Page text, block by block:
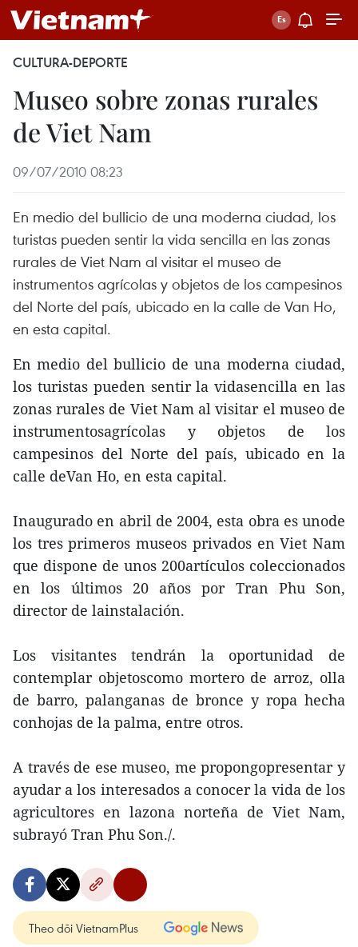
CULTURA-DEPORTE
Museo sobre zonas rurales
de Viet Nam
09/07/2010 08:23
En medio del bullicio de una moderna ciudad, los
turistas pueden sentir la vida sencilla en las zonas
rurales de Viet Nam al visitar el museo de
instrumentos agrícolas y objetos de los campesinos
del Norte del país, ubicado en la calle de Van Ho,
en esta capital.
En medio del bullicio de una moderna ciudad,
los turistas pueden sentir la vidasencilla en las
zonas rurales de Viet Nam al visitar el museo de
instrumentosagrícolas y objetos de los
campesinos del Norte del país, ubicado en la
calle deVan Ho, en esta capital.
Inaugurado en abril de 2004, esta obra es unode
los tres primeros museos privados en Viet Nam
que dispone de unos 200artículos coleccionados
en los últimos 20 años por Tran Phu Son,
director de lainstalación.
Los visitantes tendrán la oportunidad de
contemplar objetoscomo mortero de arroz, olla
de barro, palanganas de bronce y ropa hecha
conhojas de la palma, entre otros.
A través de ese museo, me propongopresentar y
ayudar a los interesados a conocer la vida de los
agricultores en lazona norteña de Viet Nam,
subrayó Tran Phu Son./.
Theo dõi VietnamPlus